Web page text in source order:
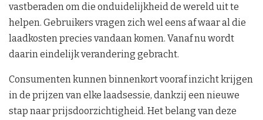
vastberaden om die onduidelijkheid de wereld uit te
helpen. Gebruikers vragen zich wel eens af waar al die
laadkosten precies vandaan komen. Vanaf nu wordt
daarin eindelijk verandering gebracht.
Consumenten kunnen binnenkort vooraf inzicht krijgen
in de prijzen van elke laadsessie, dankzij een nieuwe
stap naar prijsdoorzichtigheid. Het belang van deze